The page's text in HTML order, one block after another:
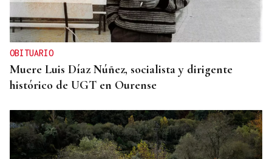
OBITUARIO
Muere Luis Díaz Núñez, socialista y dirigente
histórico de UGT en Ourense